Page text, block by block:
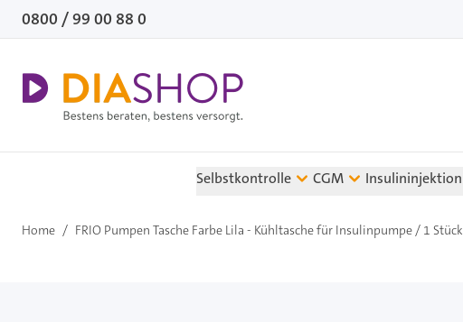
Direkt zum Inhalt
0800 / 99 00 88 0
Selbstkontrolle CGM Insulininjektion
Home / FRIO Pumpen Tasche Farbe Lila - Kühltasche für Insulinpumpe / 1 Stück